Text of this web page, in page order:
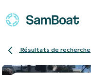
Résultats de recherche